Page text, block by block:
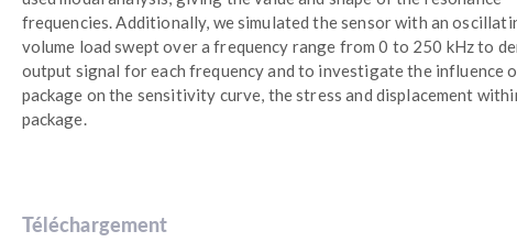
frequencies. Additionally, we simulated the sensor with an
volume load swept over a frequency range from 0 to 250 kHz to
output signal for each frequency and to investigate the influence
package on the sensitivity curve, the stress and displacement
package.
Téléchargement